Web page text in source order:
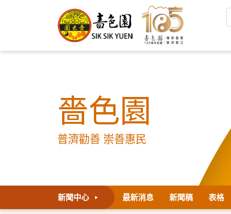
嗇色園
普濟勸善 崇善惠民
新聞中心 最新消息 新聞稿 表格